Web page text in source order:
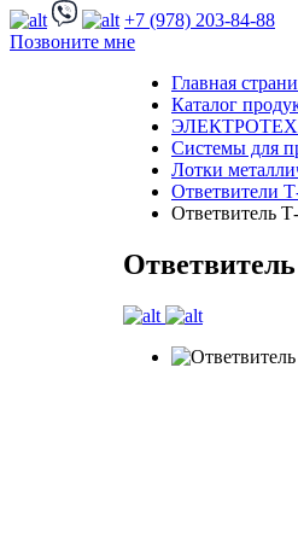
+7 (978) 203-84-88
Позвоните мне
Главная
Каталог
Системы для
Лотки
Ответвители
Ответвитель